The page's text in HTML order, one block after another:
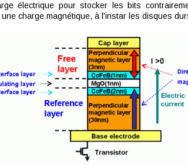
électrique pour stocker les bits
charge magnétique, à l'instar les disques